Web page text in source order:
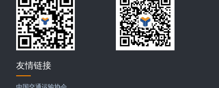
友情链接